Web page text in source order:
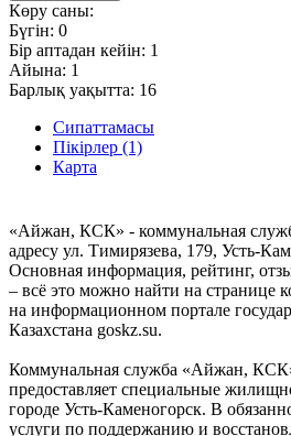
Көру саны:
Бүгін: 0
Бір аптадан кейін: 1
Айына: 1
Барлық уақытта: 16
Сипаттамасы
Пікірлер (1)
Карта
«Айжан, КСК» - коммунальная
адресу ул. Тимирязева, 179, Усть-
Основная информация, рейтинг,
– всё это можно найти на
на информационном портале
Казахстана goskz.su.
Коммунальная служба «Айжан, КСК»
предоставляет специальные
городе Усть-Каменогорск. В
услуги по поддержанию и